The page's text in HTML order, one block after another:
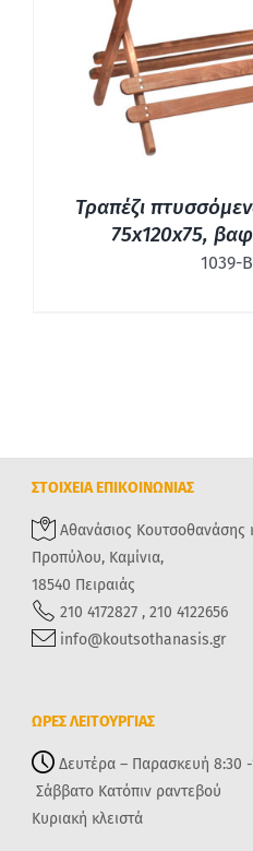
Τραπέζι
75x120x75,
1039-
ΣΤΟΙΧΕΙΑ ΕΠΙΚΟΙΝΩΝΙΑΣ
Αθανάσιος Κουτσοθανάσης
Προπύλου, Καμίνια,
18540 Πειραιάς
210 4172827 , 210 4122656
info@koutsothanasis.gr
ΩΡΕΣ ΛΕΙΤΟΥΡΓΙΑΣ
Δευτέρα – Παρασκευή 8:30 -
Σάββατο Κατόπιν ραντεβού
Κυριακή κλειστά